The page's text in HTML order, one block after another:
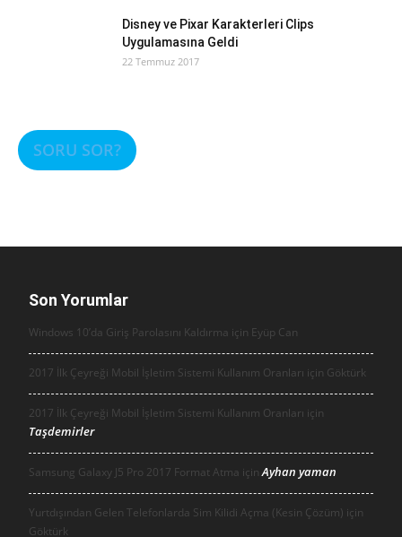
Disney ve Pixar Karakterleri Clips
Uygulamasına Geldi
22 Temmuz 2017
SORU SOR?
Son Yorumlar
Windows 10’da Giriş Parolasını Kaldırma için Eyüp Can
2017 İlk Çeyreği Mobil İşletim Sistemi Kullanım Oranları için Göktürk
2017 İlk Çeyreği Mobil İşletim Sistemi Kullanım Oranları için
Taşdemirler
Samsung Galaxy J5 Pro 2017 Format Atma içinAyhan yaman
Yurtdışından Gelen Telefonlarda Sim Kilidi Açma (Kesin Çözüm) için
Göktürk